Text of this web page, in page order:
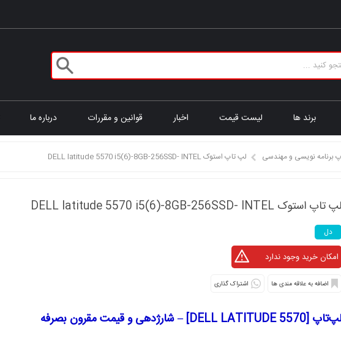
برند ها لیست قیمت اخبار قوانین و مقررات درباره ما
برنامه نویسی و مهندسی لپ تاپ استوک DELL latitude 5570 i5(6)-8GB-256SSD- INTEL
لپ تاپ استوک DELL latitude 5570 i5(6)-8GB-256SSD- INTEL
دل
اشتراک گذاری
لپ‌تاپ [DELL LATITUDE 5570] – شارژدهی و قیمت مقرون بصرفه